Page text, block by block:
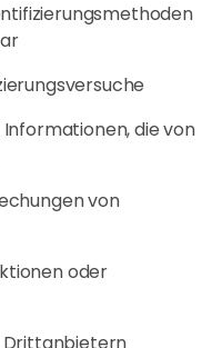
die von
von
oder